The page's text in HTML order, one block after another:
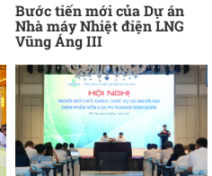
Bước tiến mới của Dự án
Nhà máy Nhiệt điện LNG
Vũng Áng III